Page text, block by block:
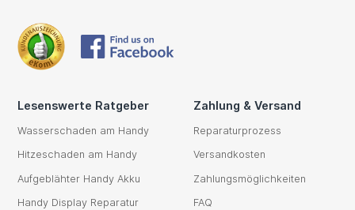
Lesenswerte Ratgeber
Wasserschaden am Handy
Hitzeschaden am Handy
Aufgeblähter Handy Akku
Handy Display Reparatur
Zahlung & Versand
Reparaturprozess
Versandkosten
Zahlungsmöglichkeiten
FAQ